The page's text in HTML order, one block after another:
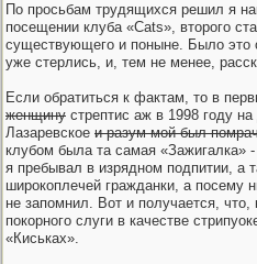
По просьбам трудящихся решил я
посещении клуба «Cats», второго
существующего и поныне. Было это
уже стерлись, и, тем не менее,
Если обратиться к фактам, то в
женщину стрептис аж в 1998 году
Лазаревское и разум мой был
клубом была та самая «Зажигалка»
я пребывал в изрядном подпитии, а
широкоплечей гражданки, а посему
не запомнил. Вот и получается, что,
покорного слуги в качестве
«Киськах».